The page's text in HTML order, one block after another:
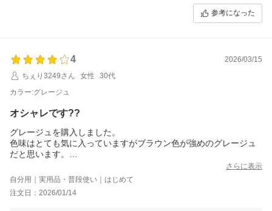
参考になった
4
2026/03/15
ちぇり3249さん
女性
30代
カラー:グレージュ
オシャレです??
グレージュを購入しました。
色味はとても気に入っていますがブラウン色が強めのグレージュ
だと思います。
温度調節できるのがとても便利で冷ます必要なく水筒にも入れら
れますし寒い朝にすぐ温かい飲み物が飲めるのが嬉しいです。
さらに表示
自分用｜実用品・普段使い｜はじめて
注文日：2026/01/14